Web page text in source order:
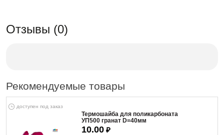
Отзывы (0)
Рекомендуемые товары
доступен под заказ
Термошайба для поликарбоната
УП500 гранат D=40мм
10.00 ₽